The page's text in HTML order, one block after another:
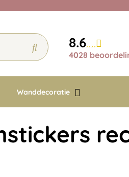
8.6
4028
Wanddecoratie
Chat